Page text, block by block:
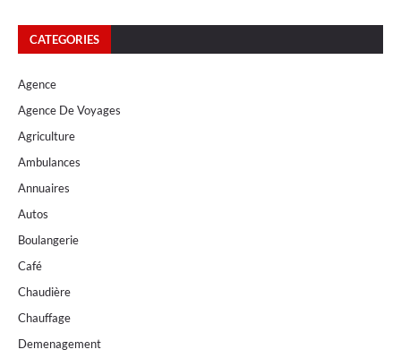
CATEGORIES
Agence
Agence De Voyages
Agriculture
Ambulances
Annuaires
Autos
Boulangerie
Café
Chaudière
Chauffage
Demenagement